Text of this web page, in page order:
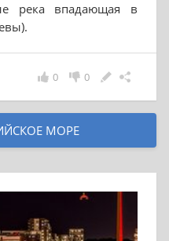
река впадающая в
0
0
МОРЕ